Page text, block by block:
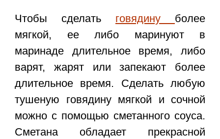
Чтобы сделать говядину более
мягкой, ее либо маринуют в
маринаде длительное время, либо
варят, жарят или запекают более
длительное время. Сделать любую
тушеную говядину мягкой и сочной
можно с помощью сметанного соуса.
Сметана обладает прекрасной